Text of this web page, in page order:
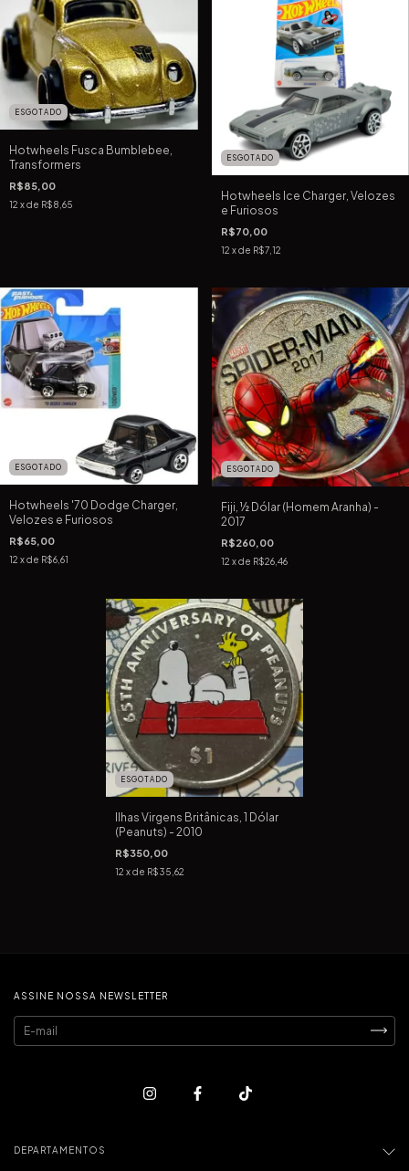
ESGOTADO
Hotwheels Fusca Bumblebee,
Transformers
R$85,00
12 x de R$8,65
ESGOTADO
Hotwheels Ice Charger, Velozes
e Furiosos
R$70,00
12 x de R$7,12
ESGOTADO
Hotwheels '70 Dodge Charger,
Velozes e Furiosos
R$65,00
12 x de R$6,61
ESGOTADO
Fiji, ½ Dólar (Homem Aranha) -
2017
R$260,00
12 x de R$26,46
ESGOTADO
Ilhas Virgens Britânicas, 1 Dólar
(Peanuts) - 2010
R$350,00
12 x de R$35,62
ASSINE NOSSA NEWSLETTER
DEPARTAMENTOS